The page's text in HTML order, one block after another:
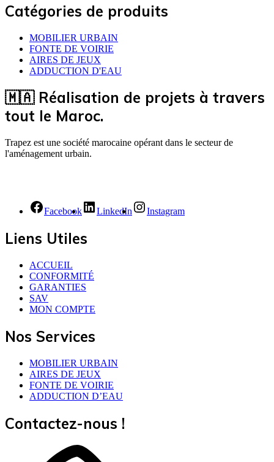
Catégories de produits
MOBILIER URBAIN
FONTE DE VOIRIE
AIRES DE JEUX
ADDUCTION D'EAU
🇲🇦 Réalisation de projets à travers
tout le Maroc.
Trapez est une société marocaine opérant dans le secteur de
l'aménagement urbain.
Facebook LinkedIn Instagram
Liens Utiles
ACCUEIL
CONFORMITÉ
GARANTIES
SAV
MON COMPTE
Nos Services
MOBILIER URBAIN
AIRES DE JEUX
FONTE DE VOIRIE
ADDUCTION D’EAU
Contactez-nous !